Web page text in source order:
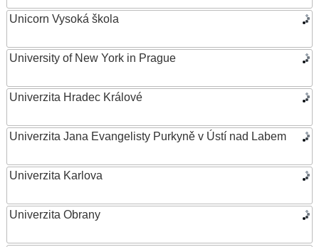
Unicorn Vysoká škola
University of New York in Prague
Univerzita Hradec Králové
Univerzita Jana Evangelisty Purkyně v Ústí nad Labem
Univerzita Karlova
Univerzita Obrany